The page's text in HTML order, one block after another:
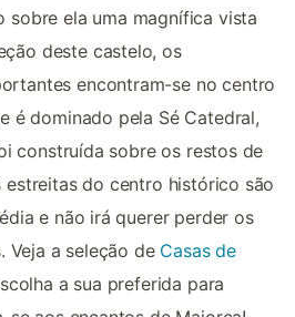
sobre ela uma magnífica vista
deste castelo, os
encontram-se no centro
é dominado pela Sé Catedral,
construída sobre os restos de
estreitas do centro histórico são
e não irá querer perder os
Veja a seleção de Casas de
a sua preferida para